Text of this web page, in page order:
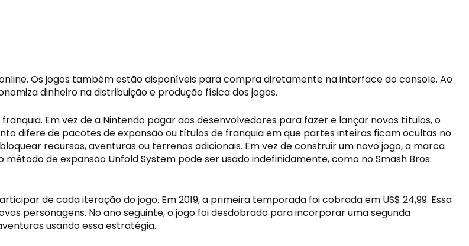
Os jogos também estão disponíveis para compra diretamente na interface do console. Ao
dinheiro na distribuição e produção física dos jogos.
Em vez de a Nintendo pagar aos desenvolvedores para fazer e lançar novos títulos, o
difere de pacotes de expansão ou títulos de franquia em que partes inteiras ficam ocultas no
recursos, aventuras ou terrenos adicionais. Em vez de construir um novo jogo, a marca
de expansão Unfold System pode ser usado indefinidamente, como no Smash Bros:
de cada iteração do jogo. Em 2019, a primeira temporada foi cobrada em US$ 24,99. Essa
personagens. No ano seguinte, o jogo foi desdobrado para incorporar uma segunda
usando essa estratégia.